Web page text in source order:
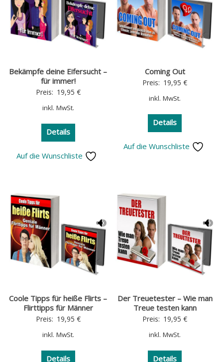
Bekämpfe deine Eifersucht –
für immer!
Preis: 19,95 €
inkl. MwSt.
Details
Auf die Wunschliste
Coming Out
Preis: 19,95€
inkl. MwSt.
Details
Auf die Wunschliste
Coole Tipps für heiße Flirts –
Flirttipps für Männer
Preis: 19,95 €
inkl. MwSt.
Details
Der Treuetester – Wie man
Treue testen kann
Preis: 19,95€
inkl. MwSt.
Details